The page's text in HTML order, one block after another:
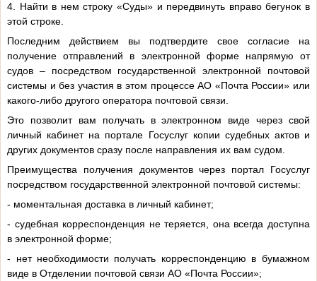
4. Найти в нем строку «Суды» и передвинуть вправо бегунок в
этой строке.
Последним действием вы подтвердите свое согласие на
получение отправлений в электронной форме напрямую от
судов – посредством государственной электронной почтовой
системы и без участия в этом процессе АО «Почта России» или
какого-либо другого оператора почтовой связи.
Это позволит вам получать в электронном виде через свой
личный кабинет на портале Госуслуг копии судебных актов и
других документов сразу после направления их вам судом.
Преимущества получения документов через портал Госуслуг
посредством государственной электронной почтовой системы:
- моментальная доставка в личный кабинет;
- судебная корреспонденция не теряется, она всегда доступна
в электронной форме;
- нет необходимости получать корреспонденцию в бумажном
виде в Отделении почтовой связи АО «Почта России»;